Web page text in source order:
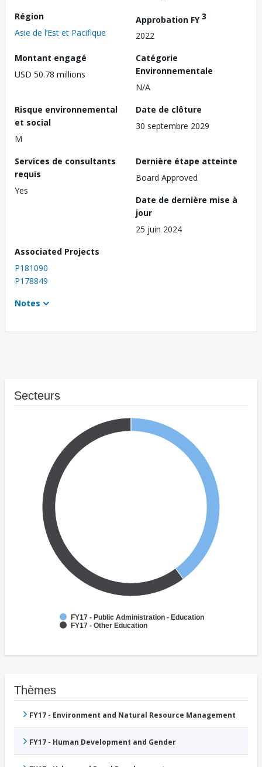
Région
Asie de l’Est et Pacifique
Approbation FY3
2022
Montant engagé
USD 50.78 millions
Catégorie
Environnementale
N/A
Risque environnemental
et social
M
Date de clôture
30 septembre 2029
Services de consultants
requis
Yes
Dernière étape atteinte
Board Approved
Date de dernière mise à
jour
25 juin 2024
Associated Projects
P181090
P178849
Notes
Secteurs
FY17 - Public Administration - Education
FY17 - Other Education
Thèmes
FY17 - Environment and Natural Resource Management
FY17 - Human Development and Gender